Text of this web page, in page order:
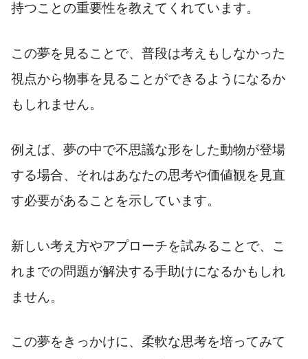
持つことの重要性を教えてくれています。
この夢を見ることで、普段は考えもしなかった
視点から物事を見ることができるようになるか
もしれません。
例えば、夢の中で不思議な形をした動物が登場
する場合、それはあなたの思考や価値観を見直
す必要があることを示しています。
新しい考え方やアプローチを試みることで、こ
れまでの問題が解決する手助けになるかもしれ
ません。
この夢をきっかけに、柔軟な思考を培ってみて